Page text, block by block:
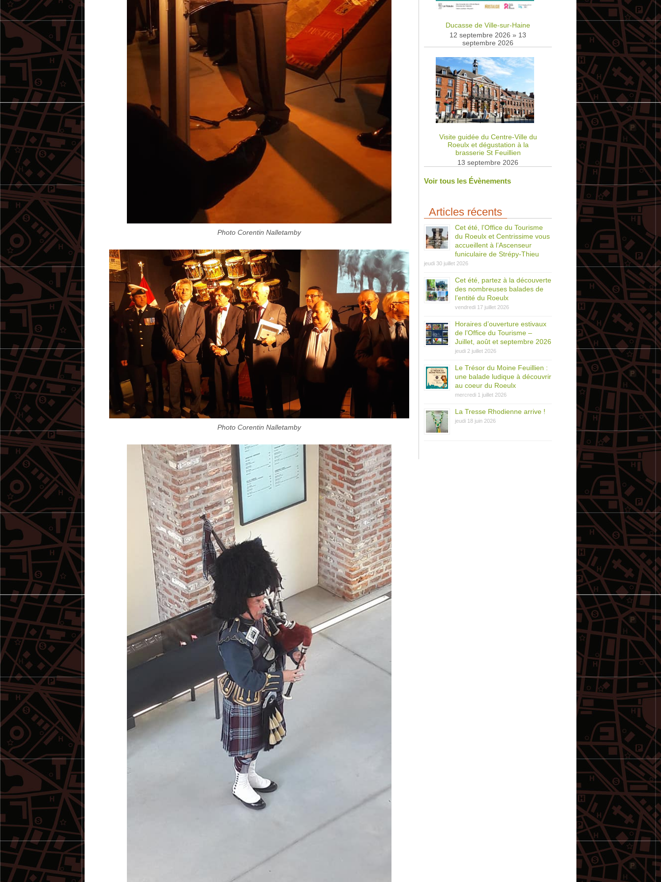
Photo Corentin Nalletamby
Photo Corentin Nalletamby
Ducasse de Ville-sur-Haine
12 septembre 2026 » 13
septembre 2026
Visite guidée du Centre-Ville du
Roeulx et dégustation à la
brasserie St Feuillien
13 septembre 2026
Voir tous les Évènements
Articles récents
Cet été, l’Office du Tourisme
du Roeulx et Centrissime vous
accueillent à l’Ascenseur
funiculaire de Strépy-Thieu
jeudi 30 juillet 2026
Cet été, partez à la découverte
des nombreuses balades de
l’entité du Roeulx
vendredi 17 juillet 2026
Horaires d’ouverture estivaux
de l’Office du Tourisme –
Juillet, août et septembre 2026
jeudi 2 juillet 2026
Le Trésor du Moine Feuillien :
une balade ludique à découvrir
au coeur du Roeulx
mercredi 1 juillet 2026
La Tresse Rhodienne arrive !
jeudi 18 juin 2026